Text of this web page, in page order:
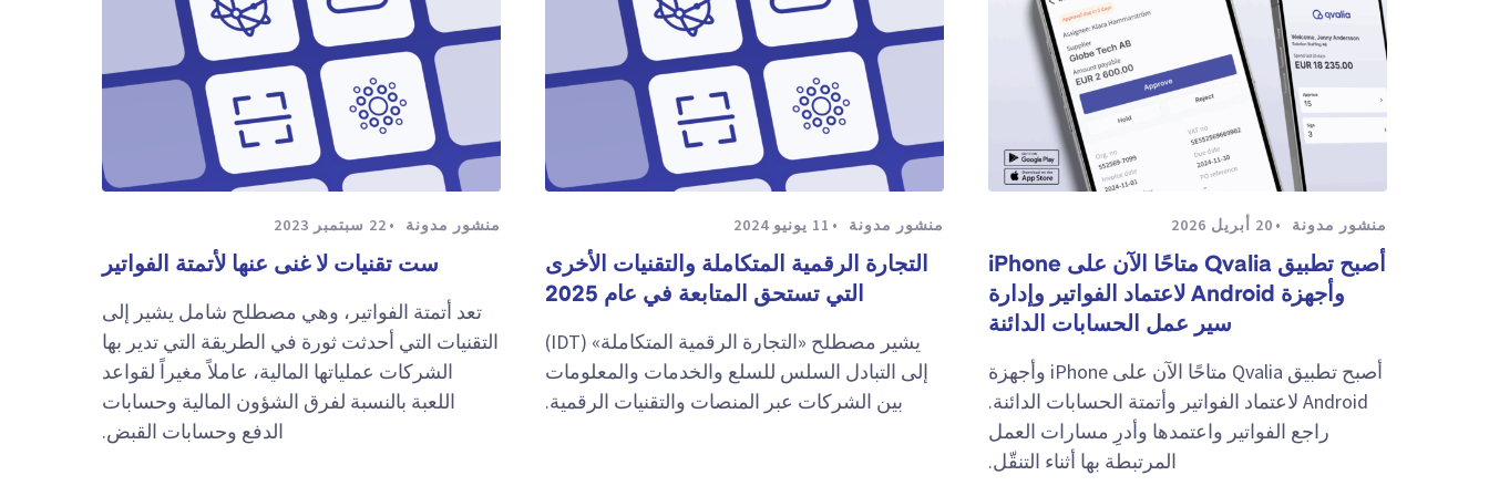
منشور مدونة 20 أبريل 2026
أصبح تطبيق Qvalia متاحًا الآن على iPhone
وأجهزة Android لاعتماد الفواتير وإدارة
سير عمل الحسابات الدائنة
أصبح تطبيق Qvalia متاحًا الآن على iPhone وأجهزة
Android لاعتماد الفواتير وأتمتة الحسابات الدائنة.
راجع الفواتير واعتمدها وأدرِ مسارات العمل
المرتبطة بها أثناء التنقّل.
منشور مدونة 11 يونيو 2024
التجارة الرقمية المتكاملة والتقنيات الأخرى
التي تستحق المتابعة في عام 2025
يشير مصطلح «التجارة الرقمية المتكاملة» (IDT)
إلى التبادل السلس للسلع والخدمات والمعلومات
بين الشركات عبر المنصات والتقنيات الرقمية.
منشور مدونة 22 سبتمبر 2023
ست تقنيات لا غنى عنها لأتمتة الفواتير
تعد أتمتة الفواتير، وهي مصطلح شامل يشير إلى
التقنيات التي أحدثت ثورة في الطريقة التي تدير بها
الشركات عملياتها المالية، عاملاً مغيراً لقواعد
اللعبة بالنسبة لفرق الشؤون المالية وحسابات
الدفع وحسابات القبض.